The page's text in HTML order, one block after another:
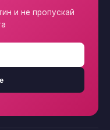
и не пропускай